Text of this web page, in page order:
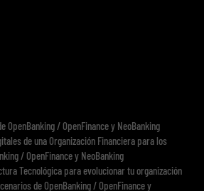
OpenBanking / OpenFinance y NeoBanking
de una Organización Financiera para los
/ OpenFinance y NeoBanking
Tecnológica para evolucionar tu organización
de OpenBanking / OpenFinance y